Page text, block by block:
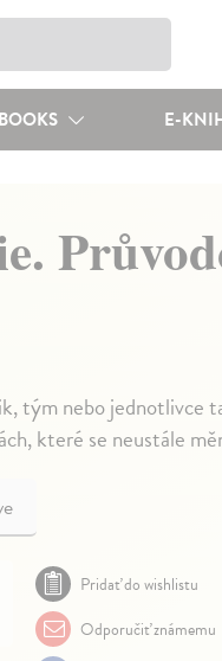
BOOKS E-
tým nebo
které se neustále
Pridať do wishlistu
Odporučiť známemu